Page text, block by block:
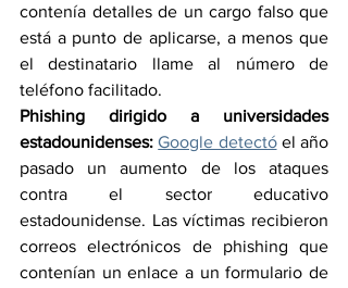
contenía detalles de un cargo falso que
está a punto de aplicarse, a menos que
el destinatario llame al número de
teléfono facilitado.
Phishing dirigido a universidades
estadounidenses: Google detectó el año
pasado un aumento de los ataques
contra el sector educativo
estadounidense. Las víctimas recibieron
correos electrónicos de phishing que
contenían un enlace a un formulario de